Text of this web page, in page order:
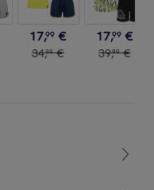
17,99 €
34,99 €
17,99 €
39,99 €